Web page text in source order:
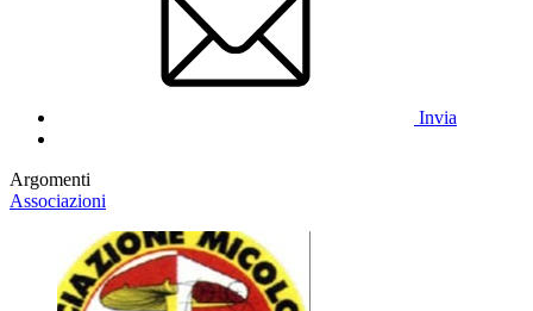
Invia
Argomenti
Associazioni